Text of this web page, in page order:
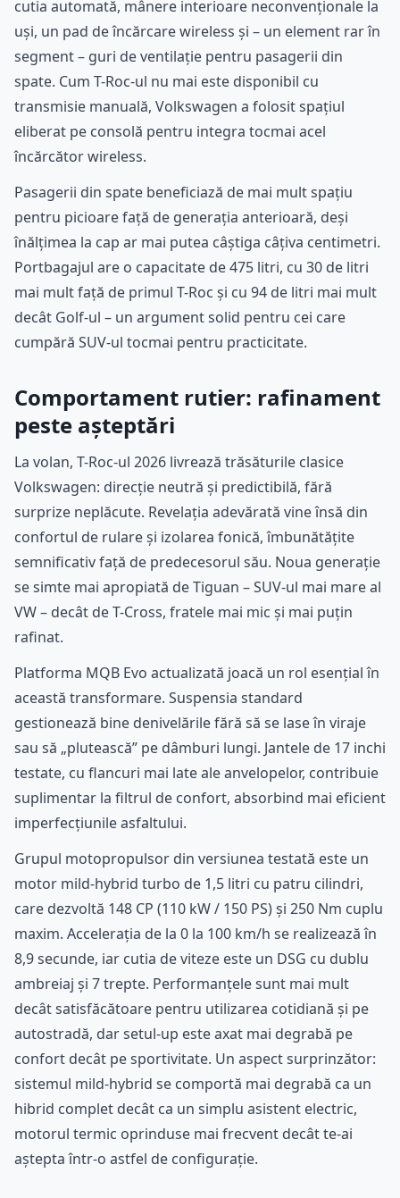
cutia automată, mânere interioare neconvenționale la
uși, un pad de încărcare wireless și – un element rar în
segment – guri de ventilație pentru pasagerii din
spate. Cum T-Roc-ul nu mai este disponibil cu
transmisie manuală, Volkswagen a folosit spațiul
eliberat pe consolă pentru integra tocmai acel
încărcător wireless.
Pasagerii din spate beneficiază de mai mult spațiu
pentru picioare față de generația anterioară, deși
înălțimea la cap ar mai putea câștiga câțiva centimetri.
Portbagajul are o capacitate de 475 litri, cu 30 de litri
mai mult față de primul T-Roc și cu 94 de litri mai mult
decât Golf-ul – un argument solid pentru cei care
cumpără SUV-ul tocmai pentru practicitate.
Comportament rutier: rafinament
peste așteptări
La volan, T-Roc-ul 2026 livrează trăsăturile clasice
Volkswagen: direcție neutră și predictibilă, fără
surprize neplăcute. Revelația adevărată vine însă din
confortul de rulare și izolarea fonică, îmbunătățite
semnificativ față de predecesorul său. Noua generație
se simte mai apropiată de Tiguan – SUV-ul mai mare al
VW – decât de T-Cross, fratele mai mic și mai puțin
rafinat.
Platforma MQB Evo actualizată joacă un rol esențial în
această transformare. Suspensia standard
gestionează bine denivelările fără să se lase în viraje
sau să „plutească” pe dâmburi lungi. Jantele de 17 inchi
testate, cu flancuri mai late ale anvelopelor, contribuie
suplimentar la filtrul de confort, absorbind mai eficient
imperfecțiunile asfaltului.
Grupul motopropulsor din versiunea testată este un
motor mild-hybrid turbo de 1,5 litri cu patru cilindri,
care dezvoltă 148 CP (110 kW / 150 PS) și 250 Nm cuplu
maxim. Accelerația de la 0 la 100 km/h se realizează în
8,9 secunde, iar cutia de viteze este un DSG cu dublu
ambreiaj și 7 trepte. Performanțele sunt mai mult
decât satisfăcătoare pentru utilizarea cotidiană și pe
autostradă, dar setul-up este axat mai degrabă pe
confort decât pe sportivitate. Un aspect surprinzător:
sistemul mild-hybrid se comportă mai degrabă ca un
hibrid complet decât ca un simplu asistent electric,
motorul termic oprinduse mai frecvent decât te-ai
aștepta într-o astfel de configurație.